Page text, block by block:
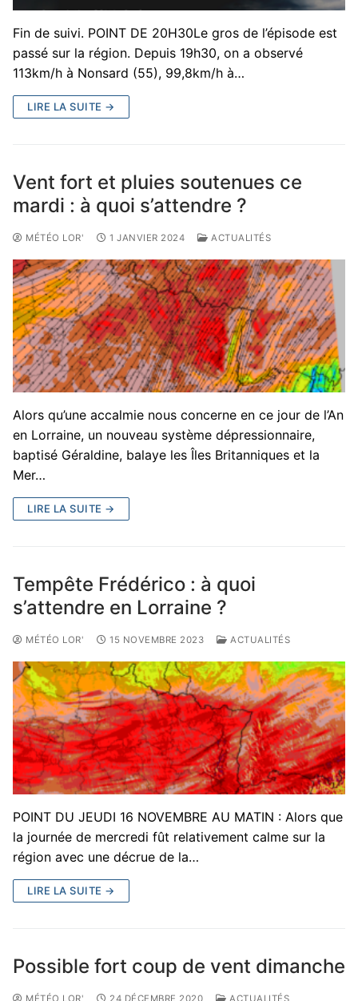
Fin de suivi. POINT DE 20H30Le gros de l’épisode est
passé sur la région. Depuis 19h30, on a observé
113km/h à Nonsard (55), 99,8km/h à…
LIRE LA SUITE →
Vent fort et pluies soutenues ce
mardi : à quoi s’attendre ?
MÉTÉO LOR' 1 JANVIER 2024 ACTUALITÉS
Alors qu’une accalmie nous concerne en ce jour de l’An
en Lorraine, un nouveau système dépressionnaire,
baptisé Géraldine, balaye les Îles Britanniques et la
Mer…
LIRE LA SUITE →
Tempête Frédérico : à quoi
s’attendre en Lorraine ?
MÉTÉO LOR' 15 NOVEMBRE 2023 ACTUALITÉS
POINT DU JEUDI 16 NOVEMBRE AU MATIN : Alors que
la journée de mercredi fût relativement calme sur la
région avec une décrue de la…
LIRE LA SUITE →
Possible fort coup de vent dimanche